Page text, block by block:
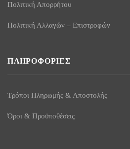
Πολιτική Απορρήτου
Πολιτική Αλλαγών – Επιστροφών
ΠΛΗΡΟΦΟΡΊΕΣ
Τρόποι Πληρωμής & Αποστολής
Όροι & Προϋποθέσεις